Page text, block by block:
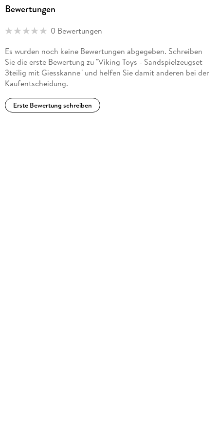
Bewertungen
0 Bewertungen
Es wurden noch keine Bewertungen abgegeben. Schreiben
Sie die erste Bewertung zu "Viking Toys - Sandspielzeugset
3teilig mit Giesskanne" und helfen Sie damit anderen bei der
Kaufentscheidung.
Erste Bewertung schreiben